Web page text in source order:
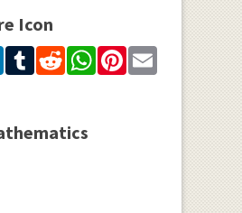
Icon
LinkedIn
Tumblr
Reddit
WhatsApp
Pinterest
Email